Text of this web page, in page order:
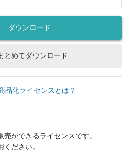
ダウンロード
とめてダウンロード
品化ライセンスとは？
ができるライセンスです。
ださい。